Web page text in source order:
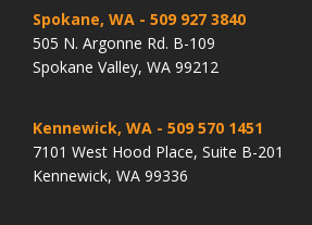
Spokane, WA - 509 927 3840
505 N. Argonne Rd. B-109
Spokane Valley, WA 99212
Kennewick, WA - 509 570 1451
7101 West Hood Place, Suite B-201
Kennewick, WA 99336